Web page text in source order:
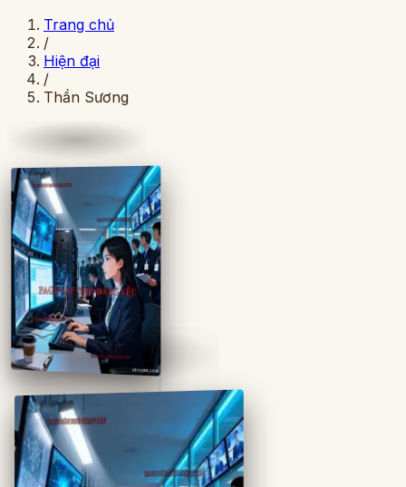
Trang chủ
/
Hiện đại
/
Thần Sương